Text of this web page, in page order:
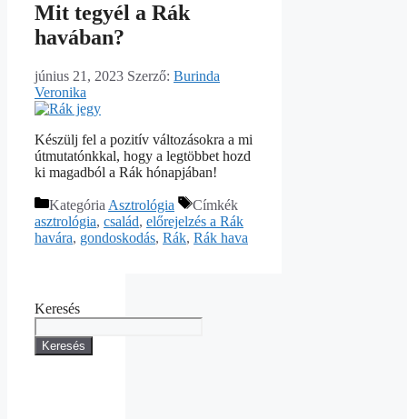
Mit tegyél a Rák
havában?
június 21, 2023 Szerző: Burinda
Veronika
Készülj fel a pozitív változásokra a mi
útmutatónkkal, hogy a legtöbbet hozd
ki magadból a Rák hónapjában!
Kategória Asztrológia
Címkék
asztrológia, család, előrejelzés a Rák
havára, gondoskodás, Rák, Rák hava
Keresés
Keresés